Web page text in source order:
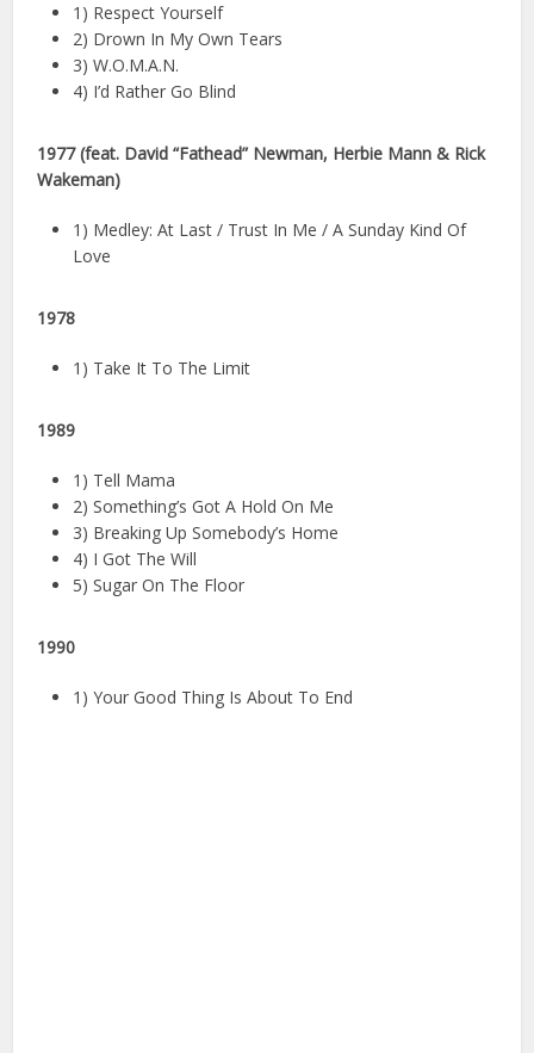
1) Respect Yourself
2) Drown In My Own Tears
3) W.O.M.A.N.
4) I’d Rather Go Blind
1977 (feat. David “Fathead” Newman, Herbie Mann & Rick
Wakeman)
1) Medley: At Last / Trust In Me / A Sunday Kind Of
Love
1978
1) Take It To The Limit
1989
1) Tell Mama
2) Something’s Got A Hold On Me
3) Breaking Up Somebody’s Home
4) I Got The Will
5) Sugar On The Floor
1990
1) Your Good Thing Is About To End